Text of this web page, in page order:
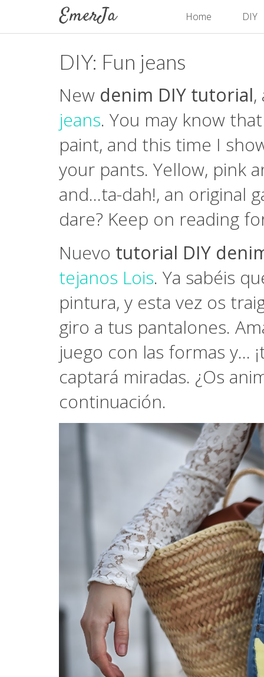
Home DIY
DIY: Fun jeans
New denim DIY tutorial
jeans. You may know
paint, and this time I
your pants. Yellow, pink
and...ta-dah!, an original
dare? Keep on reading
Nuevo tutorial DIY
tejanos Lois. Ya sabéis
pintura, y esta vez os
giro a tus pantalones.
juego con las formas y...
captará miradas. ¿Os
continuación.